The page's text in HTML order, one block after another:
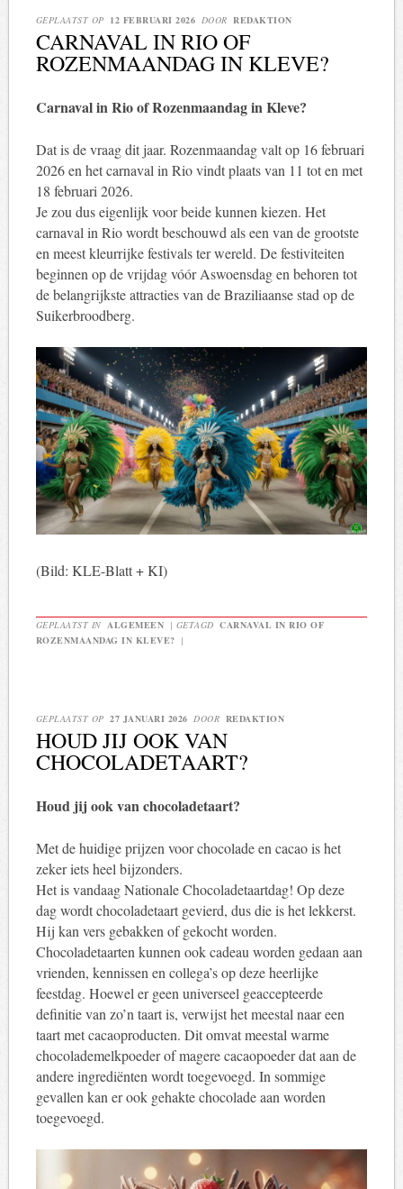
GEPLAATST OP 12 FEBRUARI 2026 DOOR REDAKTION
CARNAVAL IN RIO OF
ROZENMAANDAG IN KLEVE?
Carnaval in Rio of Rozenmaandag in Kleve?
Dat is de vraag dit jaar. Rozenmaandag valt op 16 februari
2026 en het carnaval in Rio vindt plaats van 11 tot en met
18 februari 2026.
Je zou dus eigenlijk voor beide kunnen kiezen. Het
carnaval in Rio wordt beschouwd als een van de grootste
en meest kleurrijke festivals ter wereld. De festiviteiten
beginnen op de vrijdag vóór Aswoensdag en behoren tot
de belangrijkste attracties van de Braziliaanse stad op de
Suikerbroodberg.
(Bild: KLE-Blatt + KI)
GEPLAATST IN ALGEMEEN | GETAGD CARNAVAL IN RIO OF
ROZENMAANDAG IN KLEVE? |
GEPLAATST OP 27 JANUARI 2026 DOOR REDAKTION
HOUD JIJ OOK VAN
CHOCOLADETAART?
Houd jij ook van chocoladetaart?
Met de huidige prijzen voor chocolade en cacao is het
zeker iets heel bijzonders.
Het is vandaag Nationale Chocoladetaartdag! Op deze
dag wordt chocoladetaart gevierd, dus die is het lekkerst.
Hij kan vers gebakken of gekocht worden.
Chocoladetaarten kunnen ook cadeau worden gedaan aan
vrienden, kennissen en collega’s op deze heerlijke
feestdag. Hoewel er geen universeel geaccepteerde
definitie van zo’n taart is, verwijst het meestal naar een
taart met cacaoproducten. Dit omvat meestal warme
chocolademelkpoeder of magere cacaopoeder dat aan de
andere ingrediënten wordt toegevoegd. In sommige
gevallen kan er ook gehakte chocolade aan worden
toegevoegd.